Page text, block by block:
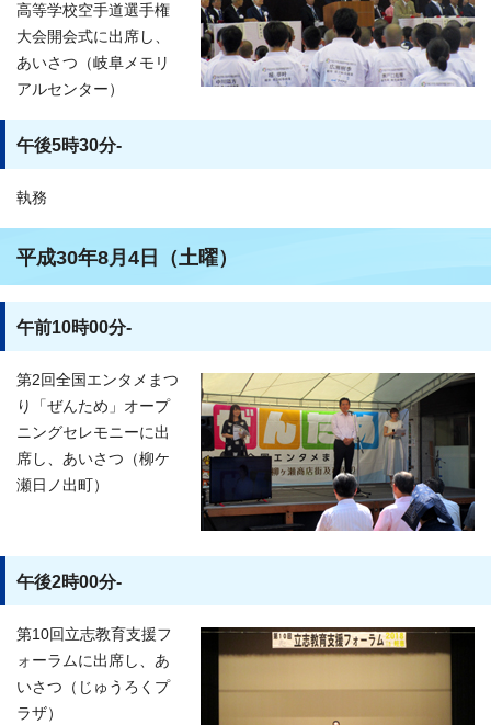
高等学校空手道選手権
大会開会式に出席し、
あいさつ（岐阜メモリ
アルセンター）
午後5時30分-
執務
平成30年8月4日（土曜）
午前10時00分-
第2回全国エンタメまつ
り「ぜんため」オープ
ニングセレモニーに出
席し、あいさつ（柳ケ
瀬日ノ出町）
午後2時00分-
第10回立志教育支援フ
ォーラムに出席し、あ
いさつ（じゅうろくプ
ラザ）